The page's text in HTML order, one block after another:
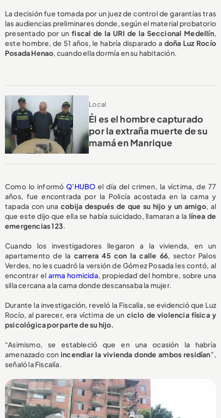
La decisión fue tomada por un juez de control de garantías tras
las audiencias preliminares donde, según el material probatorio
presentado por unfiscal de la URI de la Seccional Medellín,
este hombre, de 51 años, le habría disparado a doña Luz Rocío
Posada Henao, cuando ella dormía en su habitación.
Local
Él es el hombre capturado
por la extraña muerte de su
mamá en Manrique
Como lo informóQ’HUBO el día del crimen, la víctima, de 77
años, fue encontrada por la Policía acostada en la cama y
tapada con unacobija después de que su hijo y un amigo, al
que este dijo que ella se había suicidado, llamaran a lalínea de
emergencias 123.
Cuando los investigadores llegaron a la vivienda, en un
apartamento de la carrera 45 con la calle 66, sector Palos
Verdes, no les cuadró la versión de Gómez Posada les contó, al
encontrar el arma homicida, propiedad del hombre, sobre una
silla cercana a la cama donde descansaba la mujer.
Durante la investigación, reveló la Fiscalía, se evidenció que Luz
Rocío, al parecer, era víctima de un ciclo de violencia física y
psicológica por parte de su hijo.
“Asimismo, se estableció que en una ocasión la habría
amenazado conincendiar la vivienda donde ambos residían”,
señaló la Fiscalía.